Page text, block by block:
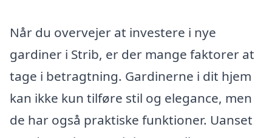
Når du overvejer at investere i nye
gardiner i Strib, er der mange faktorer at
tage i betragtning. Gardinerne i dit hjem
kan ikke kun tilføre stil og elegance, men
de har også praktiske funktioner. Uanset